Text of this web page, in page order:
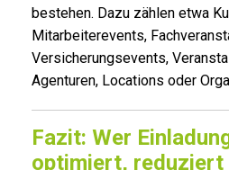
bestehen. Dazu zählen etwa
Mitarbeiterevents,
Versicherungsevents,
Agenturen, Locations oder
Fazit: Wer
optimiert, reduziert